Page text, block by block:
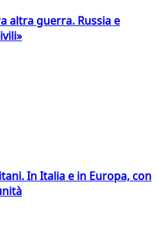
altra guerra. Russia e
In Italia e in Europa, con